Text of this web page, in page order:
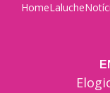
HomeLaluche